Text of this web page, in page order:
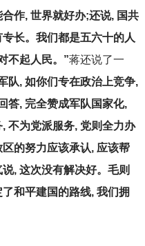
作, 世界就好办;还说, 国共
长。我们都是五六十的人
不起人民。”蒋还说了一
队, 如你们专在政治上竞争,
答, 完全赞成军队国家化,
不为党派服务, 党则全力办
的努力应该承认, 应该帮
, 这次没有解决好。毛则
和平建国的路线, 我们拥